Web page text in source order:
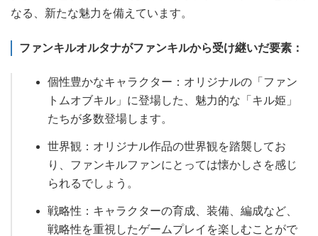
なる、新たな魅力を備えています。
ファンキルオルタナがファンキルから受け継いだ要素：
個性豊かなキャラクター：オリジナルの「ファン
トムオブキル」に登場した、魅力的な「キル姫」
たちが多数登場します。
世界観：オリジナル作品の世界観を踏襲してお
り、ファンキルファンにとっては懐かしさを感じ
られるでしょう。
戦略性：キャラクターの育成、装備、編成など、
戦略性を重視したゲームプレイを楽しむことがで